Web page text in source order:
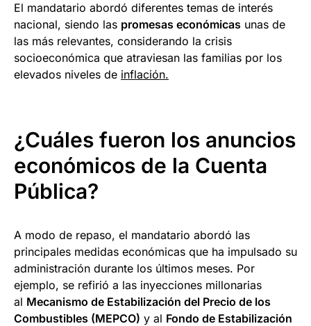
El mandatario abordó diferentes temas de interés
nacional, siendo las promesas económicas unas de
las más relevantes, considerando la crisis
socioeconómica que atraviesan las familias por los
elevados niveles de inflación.
¿Cuáles fueron los anuncios
económicos de la Cuenta
Pública?
A modo de repaso, el mandatario abordó las
principales medidas económicas que ha impulsado su
administración durante los últimos meses. Por
ejemplo, se refirió a las inyecciones millonarias
al Mecanismo de Estabilización del Precio de los
Combustibles (MEPCO) y al Fondo de Estabilización